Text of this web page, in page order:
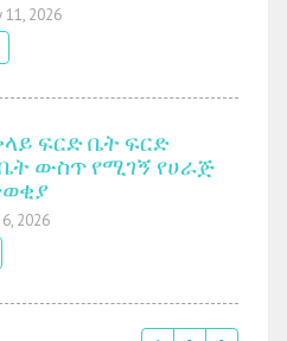
11, 2026
ፍርድ ቤት ፍርድ
ውስጥ የሚገኝ የሀራጅ
2026